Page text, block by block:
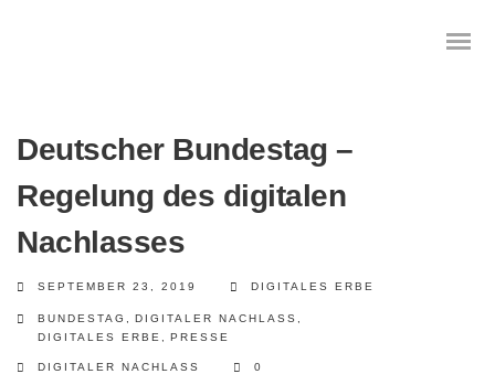
Deutscher Bundestag –
Regelung des digitalen
Nachlasses
SEPTEMBER 23, 2019 DIGITALES ERBE
BUNDESTAG DIGITALER NACHLASS
DIGITALES ERBE
PRESSE
DIGITALER NACHLASS 0